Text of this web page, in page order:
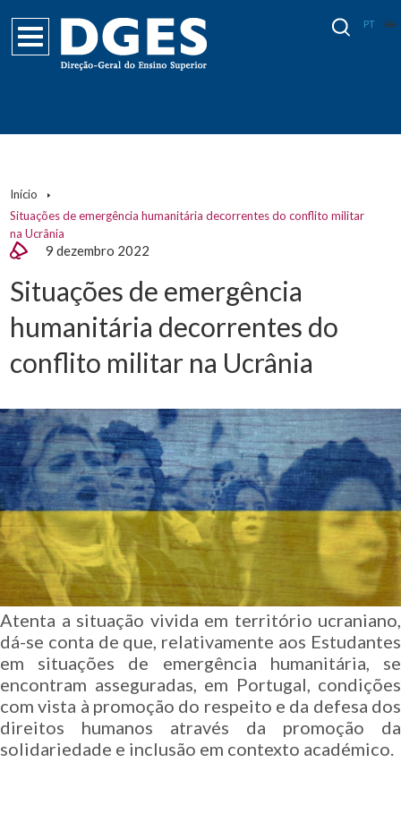
PT EN
Início
Situações de emergência humanitária decorrentes do conflito militar
na Ucrânia
9 dezembro 2022
Situações de emergência
humanitária decorrentes do
conflito militar na Ucrânia
Atenta a situação vivida em território ucraniano,
dá-se conta de que, relativamente aos Estudantes
em situações de emergência humanitária, se
encontram asseguradas, em Portugal, condições
com vista à promoção do respeito e da defesa dos
direitos humanos através da promoção da
solidariedade e inclusão em contexto académico.